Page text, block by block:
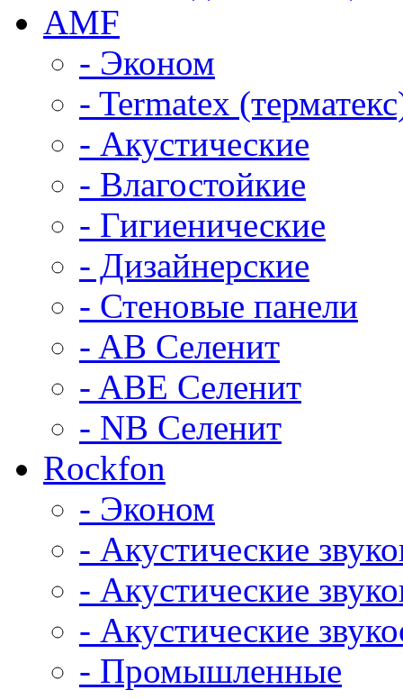
AMF
- Эконом
- Termatex
- Акустические
- Влагостойкие
- Гигиенические
- Дизайнерские
- Стеновые панели
- AB Селенит
- ABE Селенит
- NB Селенит
Rockfon
- Эконом
- Акустические
- Акустические
- Акустические
- Промышленные